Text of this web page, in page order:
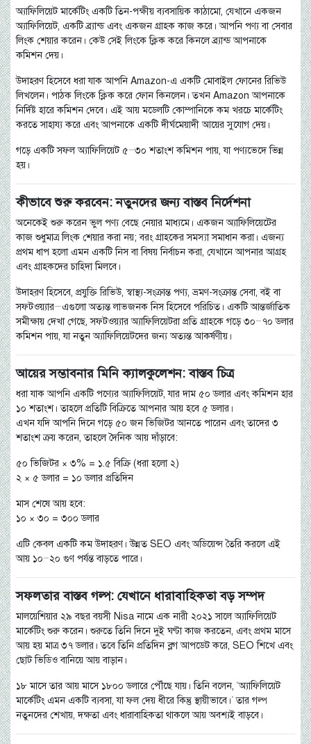
অ্যাফিলিয়েট মার্কেটিং একটি তিন-পক্ষীয় ব্যবসায়িক কাঠামো, যেখানে একজন
অ্যাফিলিয়েট, একটি ব্র্যান্ড এবং একজন গ্রাহক কাজ করে। আপনি পণ্য বা সেবার
লিংক শেয়ার করেন। কেউ সেই লিংকে ক্লিক করে কিনলে ব্র্যান্ড আপনাকে
কমিশন দেয়।
উদাহরণ হিসেবে ধরা যাক আপনি Amazon-এ একটি মোবাইল ফোনের রিভিউ
লিখলেন। পাঠক লিংকে ক্লিক করে ফোন কিনলেন। তখন Amazon আপনাকে
নির্দিষ্ট হারে কমিশন দেবে। এই আয় মডেলটি কোম্পানিকে কম খরচে মার্কেটিং
করতে সাহায্য করে এবং আপনাকে একটি দীর্ঘমেয়াদী আয়ের সুযোগ দেয়।
গড়ে একটি সফল অ্যাফিলিয়েট ৫–৩০ শতাংশ কমিশন পায়, যা পণ্যভেদে ভিন্ন
হয়।
কীভাবে শুরু করবেন: নতুনদের জন্য বাস্তব নির্দেশনা
অনেকেই শুরু করেন ভুল পণ্য বেছে নেয়ার মাধ্যমে। একজন অ্যাফিলিয়েটের
কাজ শুধুমাত্র লিংক শেয়ার করা নয়; বরং গ্রাহকের সমস্যা সমাধান করা। এজন্য
প্রথম ধাপ হলো এমন একটি নিস বা বিষয় নির্বাচন করা, যেখানে আপনার আগ্রহ
এবং গ্রাহকদের চাহিদা মিলবে।
উদাহরণ হিসেবে, প্রযুক্তি রিভিউ, স্বাস্থ্য-সংক্রান্ত পণ্য, ভ্রমণ-সংক্রান্ত সেবা, বই বা
সফটওয়্যার—এগুলো অত্যন্ত লাভজনক নিস হিসেবে পরিচিত। একটি আন্তর্জাতিক
সমীক্ষায় দেখা গেছে, সফটওয়্যার অ্যাফিলিয়েটরা প্রতি গ্রাহকে গড়ে ৩০–৭০ ডলার
কমিশন পায়, যা নতুন অ্যাফিলিয়েটদের জন্য অত্যন্ত আকর্ষণীয়।
আয়ের সম্ভাবনার মিনি ক্যালকুলেশন: বাস্তব চিত্র
ধরা যাক আপনি একটি পণ্যের অ্যাফিলিয়েট, যার দাম ৫০ ডলার এবং কমিশন হার
১০ শতাংশ। তাহলে প্রতিটি বিক্রিতে আপনার আয় হবে ৫ ডলার।
এখন যদি আপনি দিনে গড়ে ৫০ জন ভিজিটর আনতে পারেন এবং তাদের ৩
শতাংশ ক্রয় করেন, তাহলে দৈনিক আয় দাঁড়াবে:
৫০ ভিজিটর × ৩% = ১.৫ বিক্রি (ধরা হলো ২)
২ × ৫ ডলার = ১০ ডলার প্রতিদিন
মাস শেষে আয় হবে:
১০ × ৩০ = ৩০০ ডলার
এটি কেবল একটি কম উদাহরণ। উন্নত SEO এবং অডিয়েন্স তৈরি করলে এই
আয় ১০–২০ গুণ পর্যন্ত বাড়তে পারে।
সফলতার বাস্তব গল্প: যেখানে ধারাবাহিকতা বড় সম্পদ
মালয়েশিয়ার ২৯ বছর বয়সী Nisa নামে এক নারী ২০২১ সালে অ্যাফিলিয়েট
মার্কেটিং শুরু করেন। শুরুতে তিনি দিনে দুই ঘণ্টা কাজ করতেন, এবং প্রথম মাসে
আয় হয় মাত্র ৩৭ ডলার। তবে তিনি প্রতিদিন ব্লগ আপডেট করে, SEO শিখে এবং
ছোট ভিডিও বানিয়ে আয় বাড়ান।
১৮ মাসে তার আয় মাসে ১৮০০ ডলারে পৌঁছে যায়। তিনি বলেন, “অ্যাফিলিয়েট
মার্কেটিং এমন একটি ব্যবসা, যা ফল দেয় ধীরে কিন্তু স্থায়ীভাবে।” তার গল্প
নতুনদের শেখায়, দক্ষতা এবং ধারাবাহিকতা থাকলে আয় অবশ্যই বাড়বে।